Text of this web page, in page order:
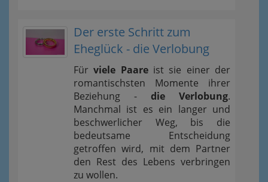
Der erste Schritt zum
Eheglück - die Verlobung
Fürviele Paareist sie einer der
romantischsten Momente ihrer
Beziehung - die Verlobung.
Manchmal ist es ein langer und
beschwerlicher Weg, bis die
bedeutsame Entscheidung
getroffen wird, mit dem Partner
den Rest des Lebens verbringen
zu wollen.